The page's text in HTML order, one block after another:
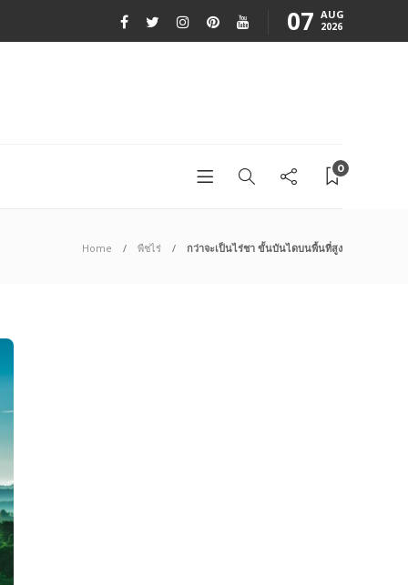
07 AUG
2026
0
Home พืชไร่ กว่าจะเป็นไร่ชา ขั้นบันไดบนพื้นที่สูง